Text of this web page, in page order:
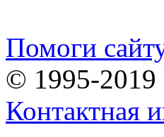
Помоги
© 1995-
Контактная